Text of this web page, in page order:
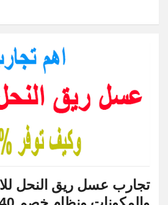
تجارب عسل ريق النحل